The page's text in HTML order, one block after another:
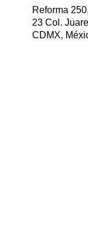
Reforma
23 Col.
CDMX,